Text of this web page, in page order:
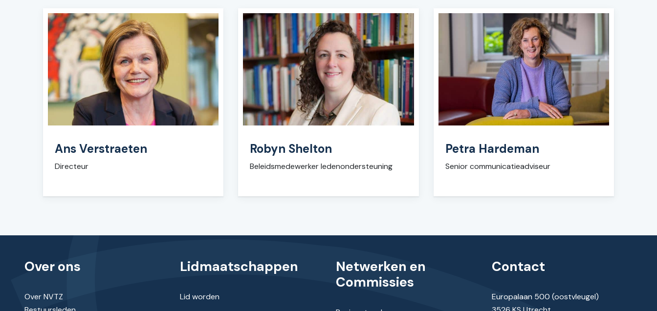
Ans Verstraeten
Directeur
Robyn Shelton
Beleidsmedewerker ledenondersteuning
Petra Hardeman
Senior communicatieadviseur
Over ons
Over NVTZ
Lidmaatschappen
Lid worden
Netwerken en
Commissies
Contact
Europalaan 500 (oostvleugel)